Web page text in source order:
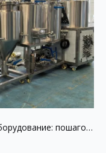
EAC-сертификат на пивоваренное оборудование: пошаговое руководство 2026